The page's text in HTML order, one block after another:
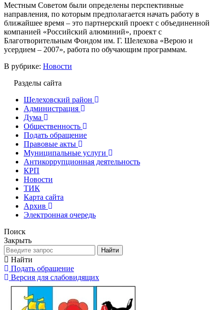
Местным Советом были определены перспективные
направления, по которым предполагается начать работу в
ближайшее время – это партнерский проект с объединенной
компанией «Российский алюминий», проект с
Благотворительным Фондом им. Г. Шелехова «Верою и
усердием – 2007», работа по обучающим программам.
В рубрике: Новости
Разделы сайта
Шелеховский район
Администрация
Дума
Общественность
Подать обращение
Правовые акты
Муниципальные услуги
Антикоррупционная деятельность
КРП
Новости
ТИК
Карта сайта
Архив
Электронная очередь
Поиск
Закрыть
Найти
Найти
Подать обращение
Версия для слабовидящих